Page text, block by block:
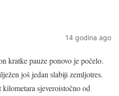
14 godina ago
kratke pauze ponovo je počelo.
još jedan slabiji zemljotres.
sjeveroistočno od